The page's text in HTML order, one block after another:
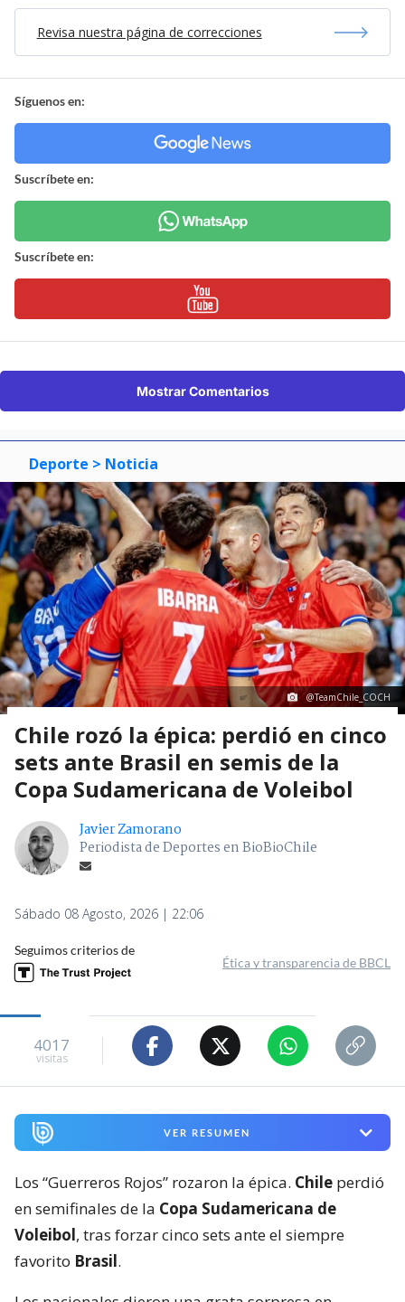
Revisa nuestra página de correcciones
Síguenos en:
Suscríbete en:
Suscríbete en:
Mostrar Comentarios
Deporte > Noticia
@TeamChile_COCH
Chile rozó la épica: perdió en cinco
sets ante Brasil en semis de la
Copa Sudamericana de Voleibol
Javier Zamorano
Periodista de Deportes en BioBioChile
Sábado 08 Agosto, 2026 | 22:06
Seguimos criterios de
Ética y transparencia de BBCL
4017
visitas
VER RESUMEN
Los “Guerreros Rojos” rozaron la épica. Chile perdió
en semifinales de la Copa Sudamericana de
Voleibol, tras forzar cinco sets ante el siempre
favorito Brasil.